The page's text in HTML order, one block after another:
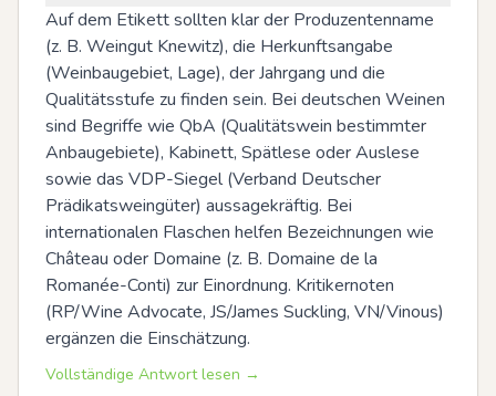
Auf dem Etikett sollten klar der Produzentenname
(z. B. Weingut Knewitz), die Herkunftsangabe
(Weinbaugebiet, Lage), der Jahrgang und die
Qualitätsstufe zu finden sein. Bei deutschen Weinen
sind Begriffe wie QbA (Qualitätswein bestimmter
Anbaugebiete), Kabinett, Spätlese oder Auslese
sowie das VDP-Siegel (Verband Deutscher
Prädikatsweingüter) aussagekräftig. Bei
internationalen Flaschen helfen Bezeichnungen wie
Château oder Domaine (z. B. Domaine de la
Romanée-Conti) zur Einordnung. Kritikernoten
(RP/Wine Advocate, JS/James Suckling, VN/Vinous)
ergänzen die Einschätzung.
Vollständige Antwort lesen →